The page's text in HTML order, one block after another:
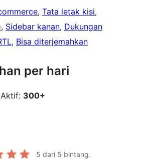
, Tata letak kisi
, Sidebar kanan, Dukungan
, Bisa diterjemahkan
per hari
300+
5 dari 5 bintang.